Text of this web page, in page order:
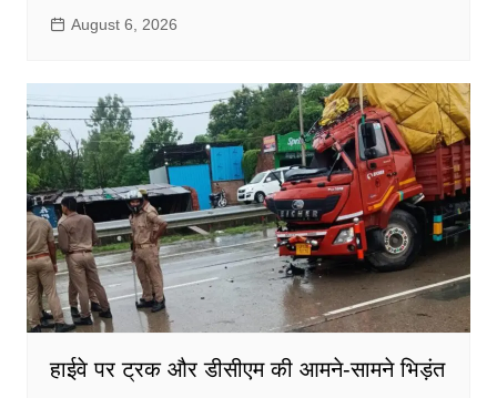
August 6, 2026
हाईवे पर ट्रक और डीसीएम की आमने-सामने भिड़ंत